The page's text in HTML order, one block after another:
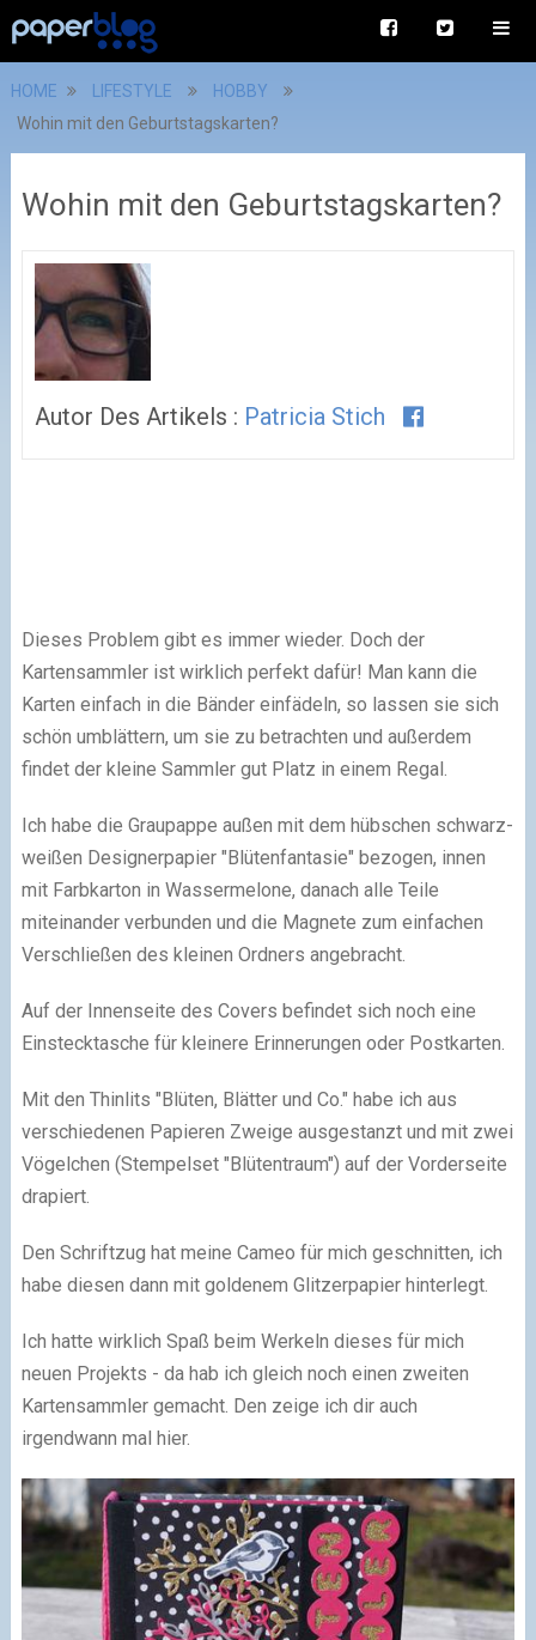
HOME LIFESTYLE
HOBBY
Wohin mit den Geburtstagskarten?
Wohin mit den Geburtstagskarten?
Autor Des Artikels : Patricia Stich
Dieses Problem gibt es immer wieder. Doch der
Kartensammler ist wirklich perfekt dafür! Man kann die
Karten einfach in die Bänder einfädeln, so lassen sie sich
schön umblättern, um sie zu betrachten und außerdem
findet der kleine Sammler gut Platz in einem Regal.
Ich habe die Graupappe außen mit dem hübschen schwarz-
weißen Designerpapier "Blütenfantasie" bezogen, innen
mit Farbkarton in Wassermelone, danach alle Teile
miteinander verbunden und die Magnete zum einfachen
Verschließen des kleinen Ordners angebracht.
Auf der Innenseite des Covers befindet sich noch eine
Einstecktasche für kleinere Erinnerungen oder Postkarten.
Mit den Thinlits "Blüten, Blätter und Co." habe ich aus
verschiedenen Papieren Zweige ausgestanzt und mit zwei
Vögelchen (Stempelset "Blütentraum") auf der Vorderseite
drapiert.
Den Schriftzug hat meine Cameo für mich geschnitten, ich
habe diesen dann mit goldenem Glitzerpapier hinterlegt.
Ich hatte wirklich Spaß beim Werkeln dieses für mich
neuen Projekts - da hab ich gleich noch einen zweiten
Kartensammler gemacht. Den zeige ich dir auch
irgendwann mal hier.